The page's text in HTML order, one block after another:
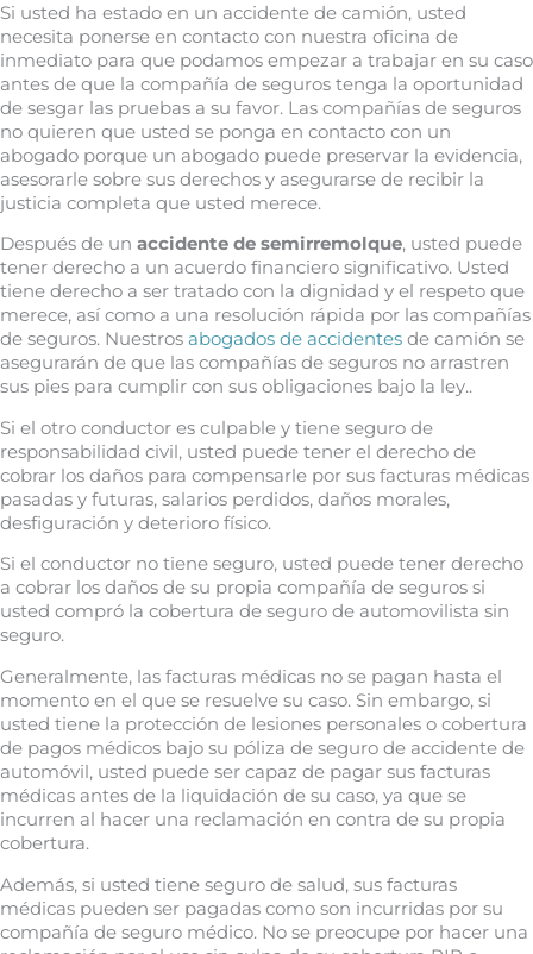
Si usted ha estado en un accidente de camión, usted
necesita ponerse en contacto con nuestra oficina de
inmediato para que podamos empezar a trabajar en su caso
antes de que la compañía de seguros tenga la oportunidad
de sesgar las pruebas a su favor. Las compañías de seguros
no quieren que usted se ponga en contacto con un
abogado porque un abogado puede preservar la evidencia,
asesorarle sobre sus derechos y asegurarse de recibir la
justicia completa que usted merece.
Después de un accidente de semirremolque, usted puede
tener derecho a un acuerdo financiero significativo. Usted
tiene derecho a ser tratado con la dignidad y el respeto que
merece, así como a una resolución rápida por las compañías
de seguros. Nuestros abogados de accidentes de camión se
asegurarán de que las compañías de seguros no arrastren
sus pies para cumplir con sus obligaciones bajo la ley..
Si el otro conductor es culpable y tiene seguro de
responsabilidad civil, usted puede tener el derecho de
cobrar los daños para compensarle por sus facturas médicas
pasadas y futuras, salarios perdidos, daños morales,
desfiguración y deterioro físico.
Si el conductor no tiene seguro, usted puede tener derecho
a cobrar los daños de su propia compañía de seguros si
usted compró la cobertura de seguro de automovilista sin
seguro.
Generalmente, las facturas médicas no se pagan hasta el
momento en el que se resuelve su caso. Sin embargo, si
usted tiene la protección de lesiones personales o cobertura
de pagos médicos bajo su póliza de seguro de accidente de
automóvil, usted puede ser capaz de pagar sus facturas
médicas antes de la liquidación de su caso, ya que se
incurren al hacer una reclamación en contra de su propia
cobertura.
Además, si usted tiene seguro de salud, sus facturas
médicas pueden ser pagadas como son incurridas por su
compañía de seguro médico. No se preocupe por hacer una